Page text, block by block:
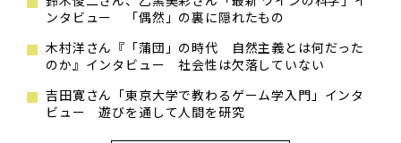
ンタビュー 「偶然」の裏に隠れたもの
木村洋さん『「蒲団」の時代 自然主義とは何だった
のか』インタビュー 社会性は欠落していない
吉田寛さん「東京大学で教わるゲーム学入門」インタ
ビュー 遊びを通して人間を研究